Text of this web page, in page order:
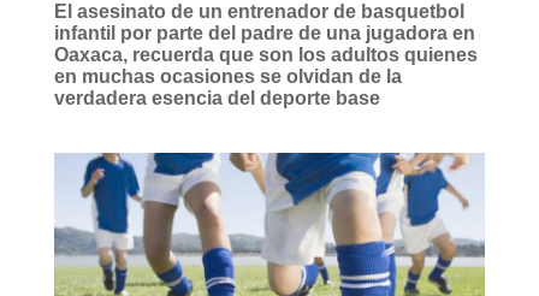
El asesinato de un entrenador de basquetbol
infantil por parte del padre de una jugadora en
Oaxaca, recuerda que son los adultos quienes
en muchas ocasiones se olvidan de la
verdadera esencia del deporte base